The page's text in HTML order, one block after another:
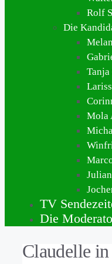
Rolf
Die
Tanja
Mola
TV
Die
Claudelle